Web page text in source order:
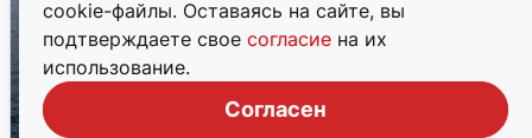
cookie-файлы. Оставаясь на сайте, вы
подтверждаете свое согласие на их
использование.
Согласен